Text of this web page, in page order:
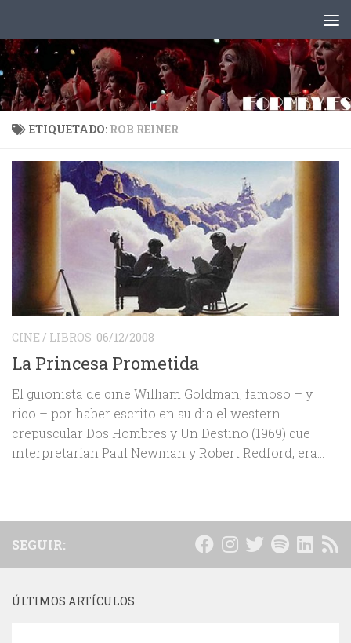
ETIQUETADO: ROB REINER
CINE / LIBROS 06/12/2008
La Princesa Prometida
El guionista de cine William Goldman, famoso – y
rico – por haber escrito en su dia el western
crepuscular Dos Hombres y Un Destino (1969) que
interpretarían Paul Newman y Robert Redford, era...
SEGUIR:
ÚLTIMOS ARTÍCULOS